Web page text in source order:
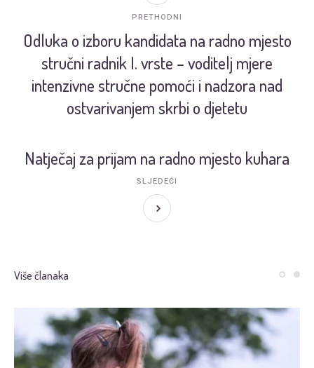
Odluka o izboru kandidata na radno mjesto
stručni radnik I. vrste – voditelj mjere
intenzivne stručne pomoći i nadzora nad
ostvarivanjem skrbi o djetetu
PRETHODNI
Natječaj za prijam na radno mjesto kuhara
SLJEDEĆI
Više članaka